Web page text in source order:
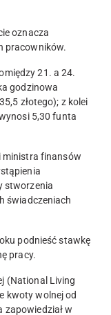
oznacza
pracowników.
21. a 24.
godzinowa
złotego); z kolei
5,30 funta
ministra finansów
stworzenia
świadczeniach
podnieść stawkę
pracy.
(National Living
kwoty wolnej od
zapowiedział w